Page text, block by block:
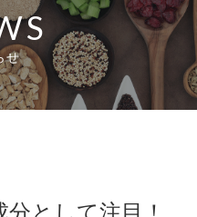
せ
として注目！